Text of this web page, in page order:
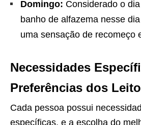
Domingo: Considerado o
banho de alfazema nesse
uma sensação de recomeço
Necessidades
Preferências dos
Cada pessoa possui
específicas, e a escolha do